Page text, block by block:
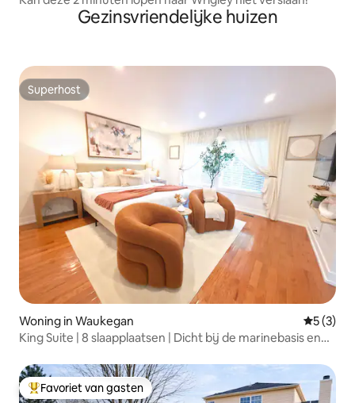
Gezinsvriendelijke huizen
Superhost
Superhost
Woning in Waukegan
5 (3)
King Suite | 8 slaapplaatsen | Dicht bij de marinebasis en
Topfavoriet van gasten
Favoriet van gasten